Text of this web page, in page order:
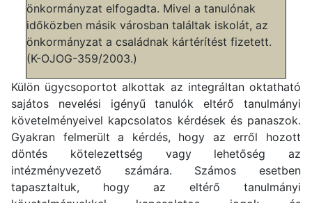
önkormányzat elfogadta. Mivel a tanulónak
időközben másik városban találtak iskolát, az
önkormányzat a családnak kártérítést fizetett.
(K-OJOG-359/2003.)
Külön ügycsoportot alkottak az integráltan oktatható
sajátos nevelési igényű tanulók eltérő tanulmányi
követelményeivel kapcsolatos kérdések és panaszok.
Gyakran felmerült a kérdés, hogy az erről hozott
döntés kötelezettség vagy lehetőség az
intézményvezető számára. Számos esetben
tapasztaltuk, hogy az eltérő tanulmányi